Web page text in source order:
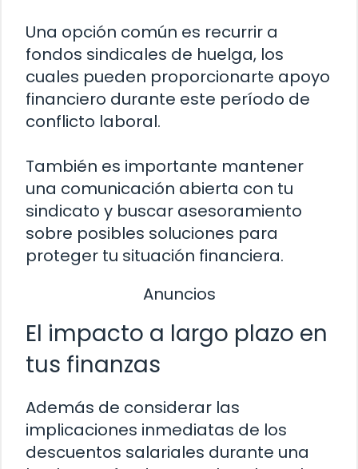
Una opción común es recurrir a
fondos sindicales de huelga, los
cuales pueden proporcionarte apoyo
financiero durante este período de
conflicto laboral.
También es importante mantener
una comunicación abierta con tu
sindicato y buscar asesoramiento
sobre posibles soluciones para
proteger tu situación financiera.
Anuncios
El impacto a largo plazo en
tus finanzas
Además de considerar las
implicaciones inmediatas de los
descuentos salariales durante una